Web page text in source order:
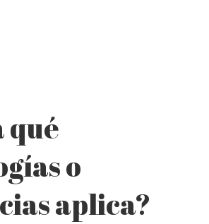
qué
o
aplica?